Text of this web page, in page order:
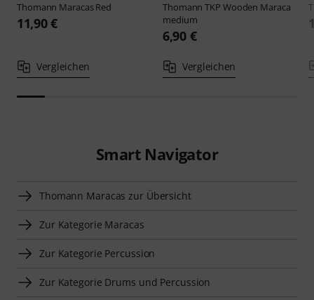
Thomann Maracas Red
11,90 €
Vergleichen
ThomannTKP Wooden Maraca
medium
6,90 €
Vergleichen
Smart Navigator
Thomann Maracas zur Übersicht
Zur Kategorie Maracas
Zur Kategorie Percussion
Zur Kategorie Drums und Percussion